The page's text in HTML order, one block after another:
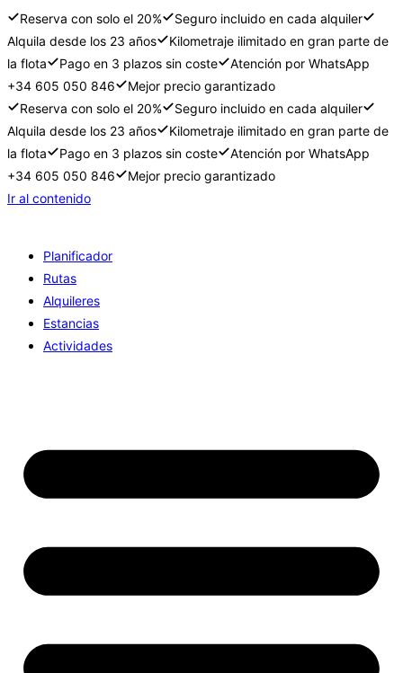
Reserva con solo el 20%
Seguro incluido en cada alquiler
Alquila desde los 23 años
Kilometraje ilimitado en gran parte de
la flota
Pago en 3 plazos sin coste
Atención por WhatsApp
+34 605 050 846
Mejor precio garantizado
Reserva con solo el 20%
Seguro incluido en cada alquiler
Alquila desde los 23 años
Kilometraje ilimitado en gran parte de
la flota
Pago en 3 plazos sin coste
Atención por WhatsApp
+34 605 050 846
Mejor precio garantizado
Ir al contenido
Planificador
Rutas
Alquileres
Estancias
Actividades